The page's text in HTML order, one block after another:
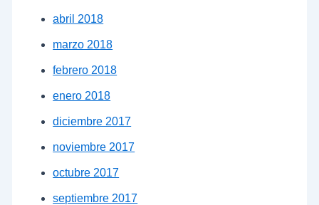
abril 2018
marzo 2018
febrero 2018
enero 2018
diciembre 2017
noviembre 2017
octubre 2017
septiembre 2017